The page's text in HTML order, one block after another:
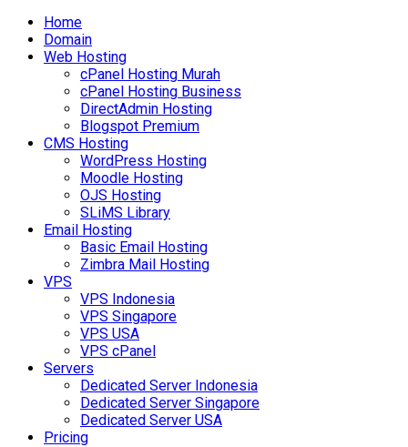
Home
Domain
Web Hosting
cPanel Hosting Murah
cPanel Hosting Business
DirectAdmin Hosting
Blogspot Premium
CMS Hosting
WordPress Hosting
Moodle Hosting
OJS Hosting
SLiMS Library
Email Hosting
Basic Email Hosting
Zimbra Mail Hosting
VPS
VPS Indonesia
VPS Singapore
VPS USA
VPS cPanel
Servers
Dedicated Server Indonesia
Dedicated Server Singapore
Dedicated Server USA
Pricing